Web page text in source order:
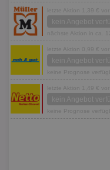
letzte Aktion 1,39 € vor
kein Angebot
nächste Aktion in ca.
letzte Aktion 0,99 €
kein Angebot
keine Prognose
letzte Aktion 1,49 €
kein Angebot
keine Prognose